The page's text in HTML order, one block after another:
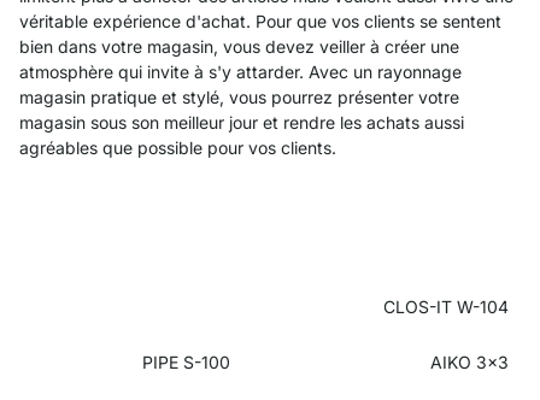
véritable expérience d'achat. Pour que vos clients se sentent
bien dans votre magasin, vous devez veiller à créer une
atmosphère qui invite à s'y attarder. Avec un rayonnage
magasin pratique et stylé, vous pourrez présenter votre
magasin sous son meilleur jour et rendre les achats aussi
agréables que possible pour vos clients.
CLOS-IT W-104
PIPE S-100 AIKO 3x3